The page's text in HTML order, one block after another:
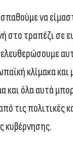
να
στο τραπέζι σε
κλίμακα και
και όλα αυτά
τις πολιτικές
κυβέρνησης.